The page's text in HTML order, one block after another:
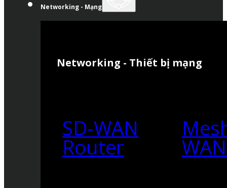
Networking - Mạng
Networking - Thiết bị mạng
SD-WAN
Router